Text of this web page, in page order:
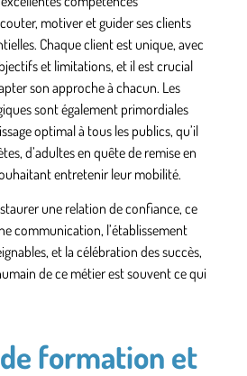
motiver et guider sesclients
Chaque client est unique, avec
et limitations, et il est crucial
son approche à chacun. Les
sont également primordiales
optimal à tous les publics, qu’il
d’adultes en quête de remise en
entretenir leur mobilité.
une relation de confiance, ce
communication, l’établissement
et la célébration des succès,
de ce métier est souvent ce qui
formation et